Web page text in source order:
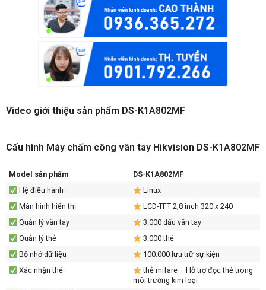
Video giới thiệu sản phẩm DS-K1A802MF
Cấu hình Máy chấm công vân tay Hikvision DS-K1A802MF
Model sản phẩm
DS-K1A802MF
Hệ điều hành
Linux
Màn hình hiển thị
LCD-TFT 2,8 inch 320 x 240
Quản lý vân tay
3.000 dấu vân tay
Quản lý thẻ
3.000 thẻ
Bộ nhớ dữ liệu
100.000 lưu trữ sự kiện
Xác nhận thẻ
thẻ mifare – Hỗ trợ đọc thẻ trong
môi trường kim loại